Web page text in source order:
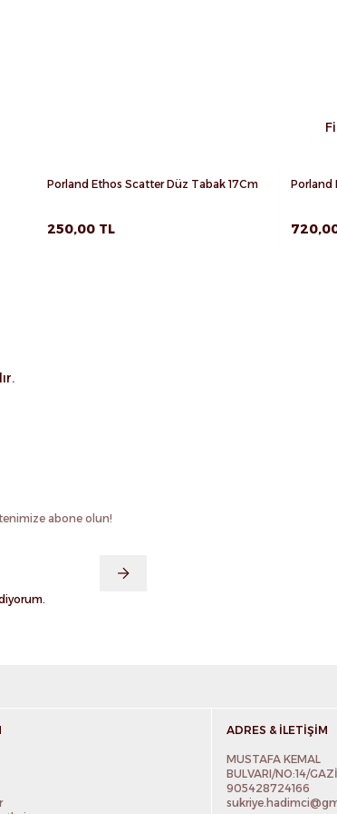
Porland Ethos Scatter Düz Tabak 17Cm
250,00 TL
Porland
abone olun!
ADRES & İLETIŞIM
MUSTAFA KEMAL
BULVARI/NO:14/
905428724166